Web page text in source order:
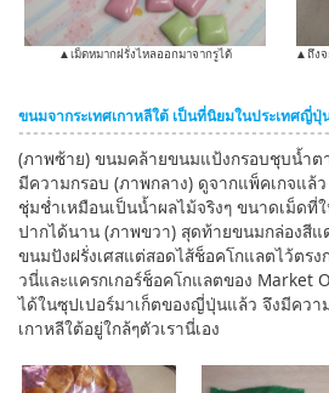
▲เม็ดหมากฝรั่งไหลออกมาจากรูได้
▲ถึงจ
ขนมจากระเทศเกาหลีใต้ เป็นที่นิยมในประเทศญี่ปุ่
(ภาพซ้าย) ขนมคล้ายขนมแป้งกรอบชุบน้ำต
มีความกรอบ (ภาพกลาง) ดูจากแพ็คเกจแล้
ชุ่มช่ำเหมือนเป็นน้ำผลไม้จริงๆ ขนาดเม็ดที่
ปากได้นาน (ภาพขวา) สุดท้ายขนมกล่องสีแ
ขนมปังฝรั่งเศสแต่สอดไส้ช็อคโกแลตไว้ตรง
วนี่และแครกเกอร์ช็อคโกแลตของ Market
ได้ในซุปเปอร์มาเก็ตของญี่ปุ่นแล้ว จึงมีควา
เกาหลีใต้อยู่ใกล้ๆตัวเรานี่เอง